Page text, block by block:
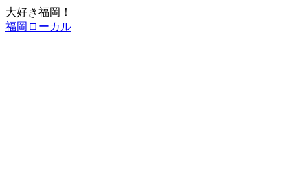
大好き福岡！
福岡ローカル